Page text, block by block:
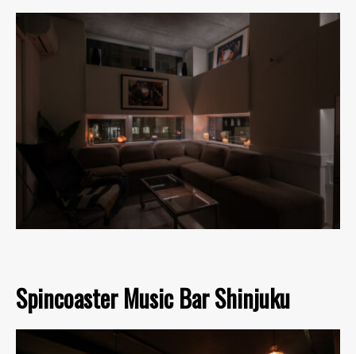
Spincoaster Music Bar Shinjuku